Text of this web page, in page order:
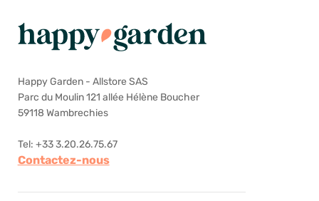
Happy Garden - Allstore SAS
Parc du Moulin 121 allée Hélène Boucher
59118 Wambrechies
Tel: +33 3.20.26.75.67
Contactez-nous